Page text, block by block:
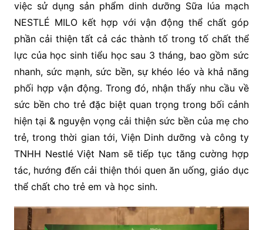
việc sử dụng sản phẩm dinh dưỡng Sữa lúa mạch
NESTLÉ MILO kết hợp với vận động thể chất góp
phần cải thiện tất cả các thành tố trong tố chất thể
lực của học sinh tiểu học sau 3 tháng, bao gồm sức
nhanh, sức mạnh, sức bền, sự khéo léo và khả năng
phối hợp vận động. Trong đó, nhận thấy nhu cầu về
sức bền cho trẻ đặc biệt quan trọng trong bối cảnh
hiện tại & nguyện vọng cải thiện sức bền của mẹ cho
trẻ, trong thời gian tới, Viện Dinh dưỡng và công ty
TNHH Nestlé Việt Nam sẽ tiếp tục tăng cường hợp
tác, hướng đến cải thiện thói quen ăn uống, giáo dục
thể chất cho trẻ em và học sinh.